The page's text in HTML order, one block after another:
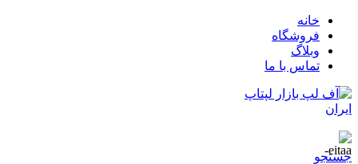
خانه
فروشگاه
وبلاگ
تماس با ما
جستجو